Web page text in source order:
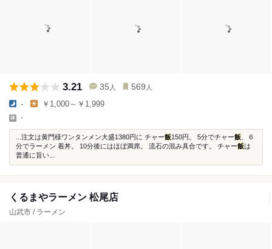
3.21 35 人 569 人
- ￥1,000～￥1,999
-
...注文は黄門様ワンタンメン大盛1380円に チャー飯150円。 5分でチャー飯 、６
分でラーメン 着丼。 10分後にはほぼ満席。 流石の混み具合です。 チャー飯は
普通に旨い...
くるまやラーメン 松尾店
山武市 / ラーメン